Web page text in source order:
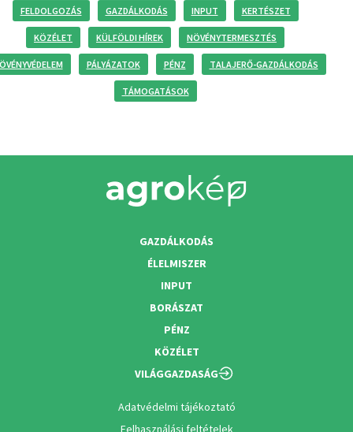
FELDOLGOZÁS GAZDÁLKODÁS INPUT KERTÉSZET
KÖZÉLET KÜLFÖLDI HÍREK NÖVÉNYTERMESZTÉS
PÁLYÁZATOK PÉNZ TALAJERŐ-GAZDÁLKODÁS
TÁMOGATÁSOK
GAZDÁLKODÁS
ÉLELMISZER
INPUT
BORÁSZAT
PÉNZ
KÖZÉLET
VILÁGGAZDASÁG
Adatvédelmi tájékoztató
Felhasználási feltételek